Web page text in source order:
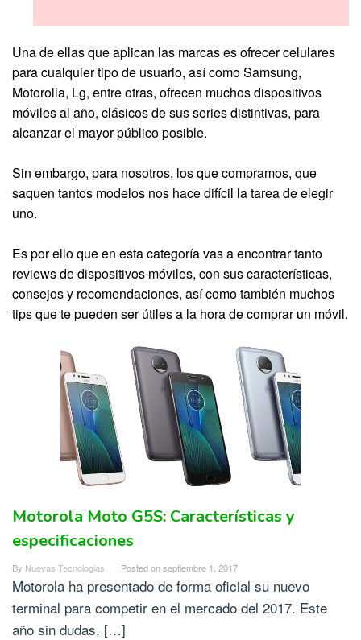
Una de ellas que aplican las marcas es ofrecer celulares
para cualquier tipo de usuario, así como Samsung,
Motorolla, Lg, entre otras, ofrecen muchos dispositivos
móviles al año, clásicos de sus series distintivas, para
alcanzar el mayor público posible.
Sin embargo, para nosotros, los que compramos, que
saquen tantos modelos nos hace difícil la tarea de elegir
uno.
Es por ello que en esta categoría vas a encontrar tanto
reviews de dispositivos móviles, con sus características,
consejos y recomendaciones, así como también muchos
tips que te pueden ser útiles a la hora de comprar un móvil.
Motorola Moto G5S: Características y
especificaciones
By Nuevas Tecnologias Posted onseptiembre 1, 2017
Motorola ha presentado de forma oficial su nuevo
terminal para competir en el mercado del 2017. Este
año sin dudas, […]